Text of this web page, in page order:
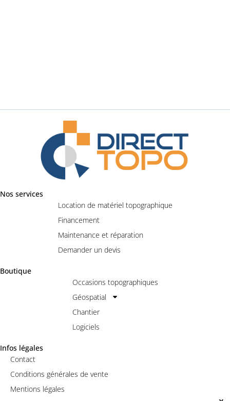
Nos services
Location de matériel topographique
Financement
Maintenance et réparation
Demander un devis
Boutique
Occasions topographiques
Géospatial
Chantier
Logiciels
Infos légales
Contact
Conditions générales de vente
Mentions légales